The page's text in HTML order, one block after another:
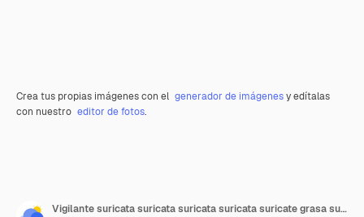
Crea tus propias imágenes con el generador de imágenesy edítalas
con nuestro editor de fotos.
Vigilante suricata suricata suricata suricata suricate grasa suricate curioso suricata suricates primer plano